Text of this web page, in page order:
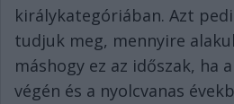
királykategóriában. Azt
tudjuk meg, mennyire
máshogy ez az időszak, ha
végén és a nyolcvanas